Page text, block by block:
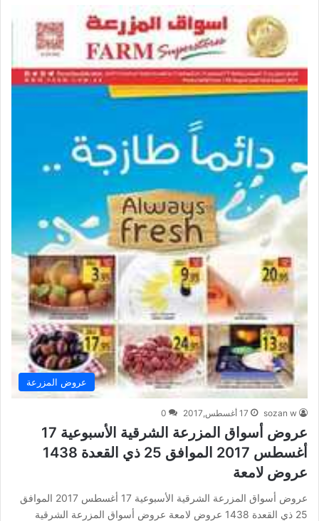
عروض المزرعة
sozan w 17 أغسطس,2017 0
عروض أسواق المزرعة الشرقية الأسبوعية 17
أغسطس 2017 الموافق 25 ذي القعدة 1438
عروض لامعة
عروض أسواق المزرعة الشرقية الأسبوعية 17 أغسطس 2017 الموافق
25 ذي القعدة 1438 عروض لامعة عروض أسواق المزرعة الشرقية